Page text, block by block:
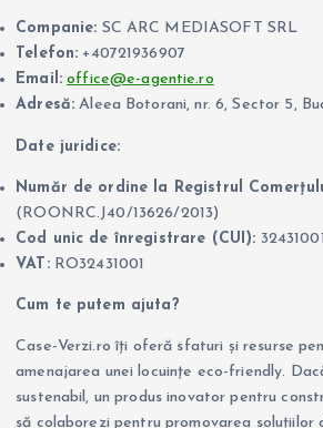
Companie: SC ARC MEDIASOFT SRL
Telefon: +40721936907
Email: office@e-agentie.ro
Adresă: Aleea Botorani, nr. 6, Sector 5,
Date juridice:
Număr de ordine la Registrul
(ROONRC.J40/13626/2013)
Cod unic de înregistrare (CUI): 32431001
VAT:RO32431001
Cum te putem ajuta?
Case-Verzi.ro îți oferă sfaturi și resurse
amenajarea unei locuințe eco-friendly.
sustenabil, un produs inovator pentru
să colaborezi pentru promovarea soluțiilor